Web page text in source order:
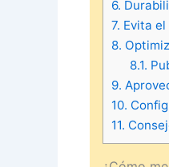
6.
7. Evita
8.
8.1.
9.
10.
11.